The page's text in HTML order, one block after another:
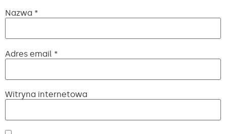
Nazwa *
Adres email *
Witryna internetowa